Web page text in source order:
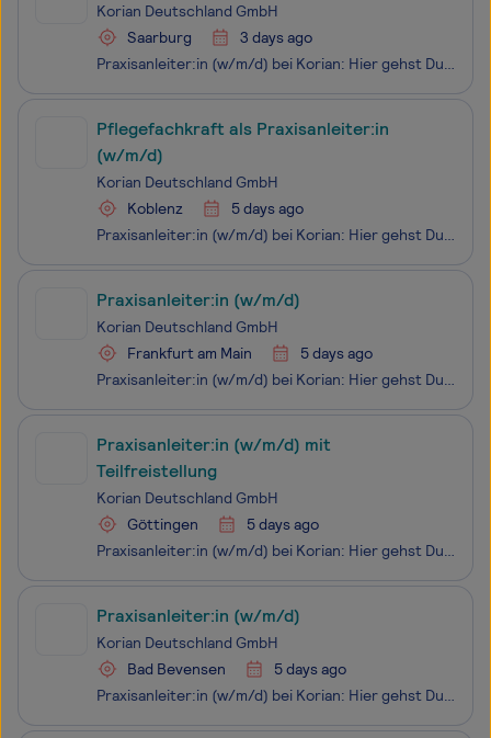
Korian Deutschland GmbH
Saarburg
3 days ago
Praxisanleiter:in (w/m/d) bei Korian: Hier gehst Du in Führung! Du teilst gerne Dein Wissen? Du liebst es, wenn andere Menschen durch Deine Führung lernen und wachsen? Dann suchen wir mit diesem Stellenangebot genau Dich! Als Praxisanleiter:in (w/m/d) übernimmst Du die praktische Ausbildung neuer
Pflegefachkraft als Praxisanleiter:in
(w/m/d)
Korian Deutschland GmbH
Koblenz
5 days ago
Praxisanleiter:in (w/m/d) bei Korian: Hier gehst Du in Führung! Du teilst gerne Dein Wissen? Du liebst es, wenn andere Menschen durch Deine Führung lernen und wachsen? Dann suchen wir mit diesem Stellenangebot genau Dich! Als Praxisanleiter:in (w/m/d) übernimmst Du die praktische Ausbildung neuer
Praxisanleiter:in (w/m/d)
Korian Deutschland GmbH
Frankfurt am Main
5 days ago
Praxisanleiter:in (w/m/d) bei Korian: Hier gehst Du in Führung! Du teilst gerne Dein Wissen? Du liebst es, wenn andere Menschen durch Deine Führung lernen und wachsen? Dann suchen wir mit diesem Stellenangebot genau Dich! Als Praxisanleiter:in (w/m/d) übernimmst Du die praktische Ausbildung neuer
Praxisanleiter:in (w/m/d) mit
Teilfreistellung
Korian Deutschland GmbH
Göttingen
5 days ago
Praxisanleiter:in (w/m/d) bei Korian: Hier gehst Du in Führung! Du teilst gerne Dein Wissen? Du liebst es, wenn andere Menschen durch Deine Führung lernen und wachsen? Dann suchen wir mit diesem Stellenangebot genau Dich! Als Praxisanleiter:in (w/m/d) übernimmst Du die praktische Ausbildung neuer
Praxisanleiter:in (w/m/d)
Korian Deutschland GmbH
Bad Bevensen
5 days ago
Praxisanleiter:in (w/m/d) bei Korian: Hier gehst Du in Führung! Du teilst gerne Dein Wissen? Du liebst es, wenn andere Menschen durch Deine Führung lernen und wachsen? Dann suchen wir mit diesem Stellenangebot genau Dich! Als Praxisanleiter:in (w/m/d) übernimmst Du die praktische Ausbildung neuer